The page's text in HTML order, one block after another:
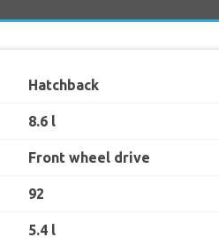
Hatchback
8.6 l
Front wheel drive
92
5.4 l